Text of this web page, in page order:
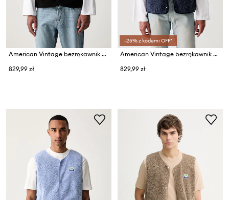
American Vintage bezrękawnik męski polarowy
829,99 zł
-25% z kodem: OFF*
American Vintage bezrękawnik męski polarowy
829,99 zł